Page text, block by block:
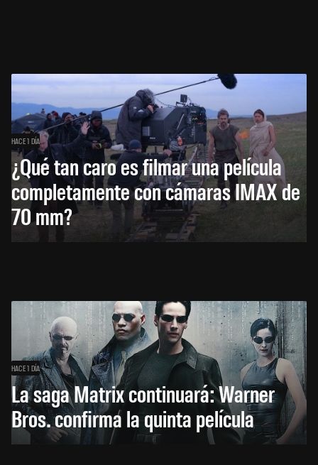
HACE 1 DÍA
¿Qué tan caro es filmar una película
completamente con cámaras IMAX de
70 mm?
HACE 1 DÍA
La saga Matrix continuará: Warner
Bros. confirma la quinta película